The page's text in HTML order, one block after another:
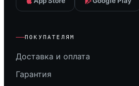
ПОКУПАТЕЛЯМ
Доставка и оплата
Гарантия